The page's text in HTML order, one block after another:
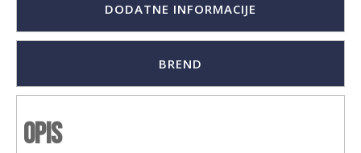
DODATNE INFORMACIJE
BREND
Opis